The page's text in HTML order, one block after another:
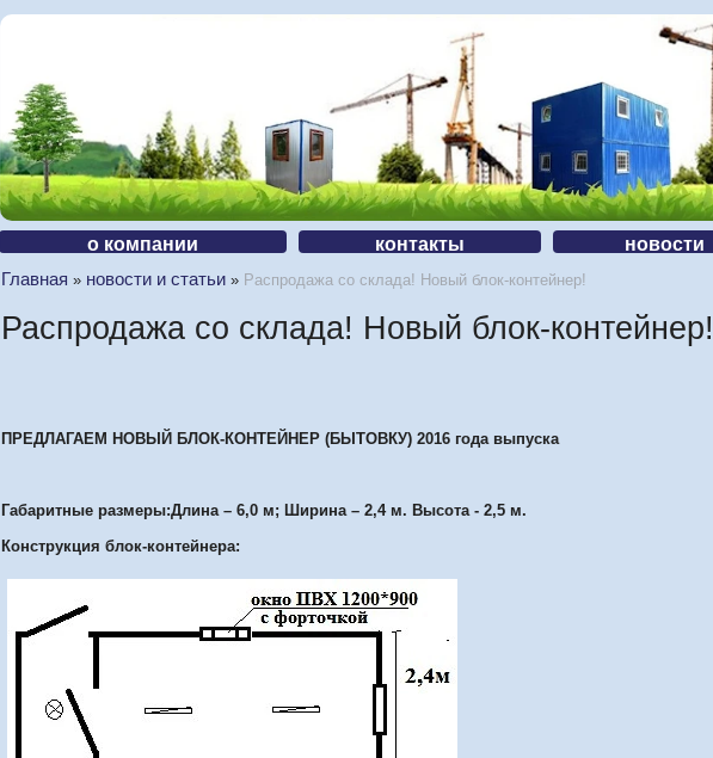
о компании контакты новости
Главная » новости и статьи » Распродажа со склада! Новый блок-контейнер!
Распродажа со склада! Новый блок-контейнер!
ПРЕДЛАГАЕМ НОВЫЙ БЛОК-КОНТЕЙНЕР (БЫТОВКУ) 2016 года выпуска
Габаритные размеры:Длина – 6,0 м; Ширина – 2,4 м. Высота - 2,5 м.
Конструкция блок-контейнера: